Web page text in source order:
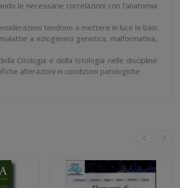
le necessarie correlazioni con l’anatomia
tendono a mettere in luce le basi
a eziogenesi genetica, malformativa,
Citologia e della Istologia nelle discipline
alterazioni in condizioni patologiche